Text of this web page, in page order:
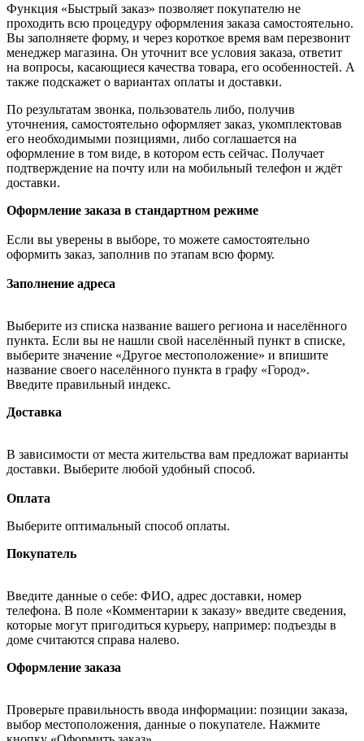
Функция «Быстрый заказ» позволяет покупателю не
проходить всю процедуру оформления заказа самостоятельно.
Вы заполняете форму, и через короткое время вам перезвонит
менеджер магазина. Он уточнит все условия заказа, ответит
на вопросы, касающиеся качества товара, его особенностей. А
также подскажет о вариантах оплаты и доставки.
По результатам звонка, пользователь либо, получив
уточнения, самостоятельно оформляет заказ, укомплектовав
его необходимыми позициями, либо соглашается на
оформление в том виде, в котором есть сейчас. Получает
подтверждение на почту или на мобильный телефон и ждёт
доставки.
Оформление заказа в стандартном режиме
Если вы уверены в выборе, то можете самостоятельно
оформить заказ, заполнив по этапам всю форму.
Заполнение адреса
Выберите из списка название вашего региона и населённого
пункта. Если вы не нашли свой населённый пункт в списке,
выберите значение «Другое местоположение» и впишите
название своего населённого пункта в графу «Город».
Введите правильный индекс.
Доставка
В зависимости от места жительства вам предложат варианты
доставки. Выберите любой удобный способ.
Оплата
Выберите оптимальный способ оплаты.
Покупатель
Введите данные о себе: ФИО, адрес доставки, номер
телефона. В поле «Комментарии к заказу» введите сведения,
которые могут пригодиться курьеру, например: подъезды в
доме считаются справа налево.
Оформление заказа
Проверьте правильность ввода информации: позиции заказа,
выбор местоположения, данные о покупателе. Нажмите